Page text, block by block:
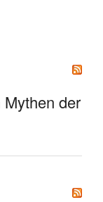
der